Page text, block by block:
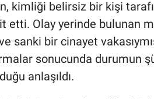
kimliği belirsiz bir kişi
etti. Olay yerinde bulunan
sanki bir cinayet
sonucunda durumun
anlaşıldı.